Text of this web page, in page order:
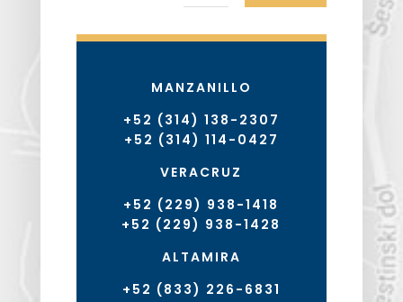
MANZANILLO
+52 (314) 138-2307
+52 (314) 114-0427
VERACRUZ
+52 (229) 938-1418
+52 (229) 938-1428
ALTAMIRA
+52 (833) 226-6831